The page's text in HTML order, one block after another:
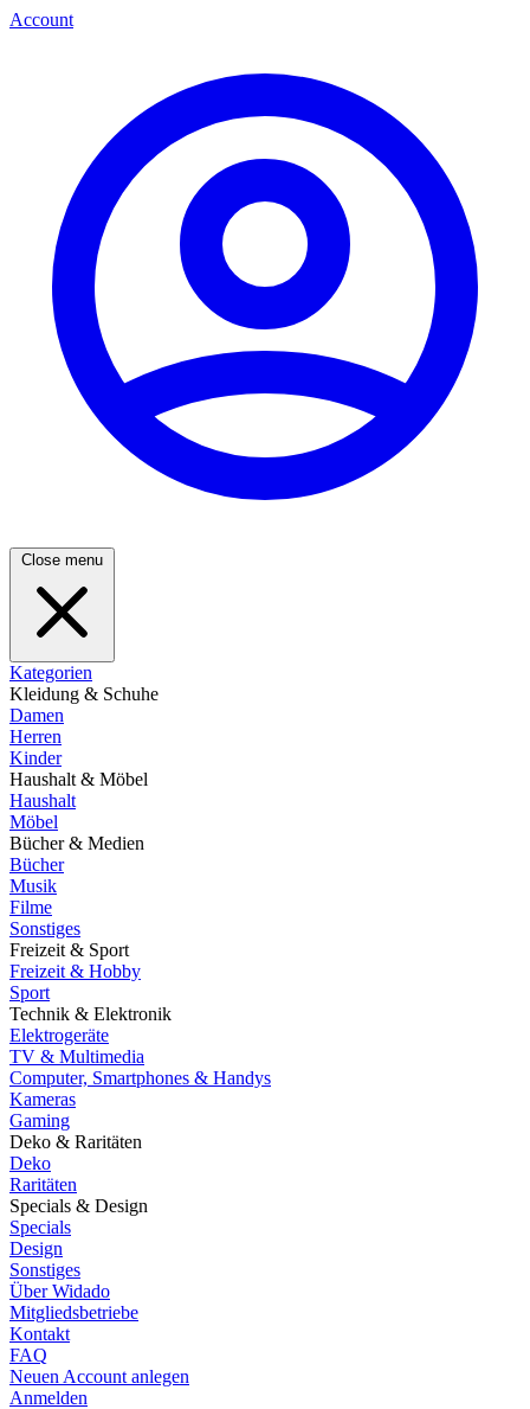
Account
Close menu
Kategorien
Kleidung & Schuhe
Damen
Herren
Kinder
Haushalt & Möbel
Haushalt
Möbel
Bücher & Medien
Bücher
Musik
Filme
Sonstiges
Freizeit & Sport
Freizeit & Hobby
Sport
Technik & Elektronik
Elektrogeräte
TV & Multimedia
Computer, Smartphones & Handys
Kameras
Gaming
Deko & Raritäten
Deko
Raritäten
Specials & Design
Specials
Design
Sonstiges
Über Widado
Mitgliedsbetriebe
Kontakt
FAQ
Neuen Account anlegen
Anmelden